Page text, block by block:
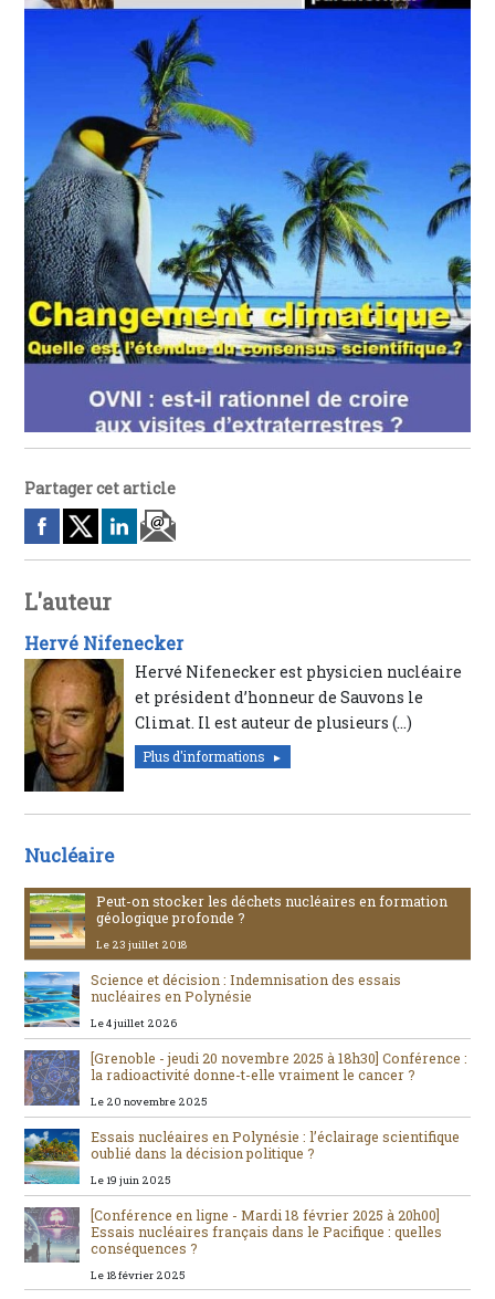
Partager cet article
L'auteur
Hervé Nifenecker
Hervé Nifenecker est physicien nucléaire
et président d’honneur de Sauvons le
Climat. Il est auteur de plusieurs (…)
Plus d'informations
Nucléaire
Peut-on stocker les déchets nucléaires en formation
géologique profonde ?
Le 23 juillet 2018
Science et décision : Indemnisation des essais
nucléaires en Polynésie
Le 4 juillet 2026
[Grenoble - jeudi 20 novembre 2025 à 18h30] Conférence :
la radioactivité donne-t-elle vraiment le cancer ?
Le 20 novembre 2025
Essais nucléaires en Polynésie : l’éclairage scientifique
oublié dans la décision politique ?
Le 19 juin 2025
[Conférence en ligne - Mardi 18 février 2025 à 20h00]
Essais nucléaires français dans le Pacifique : quelles
conséquences ?
Le 18 février 2025